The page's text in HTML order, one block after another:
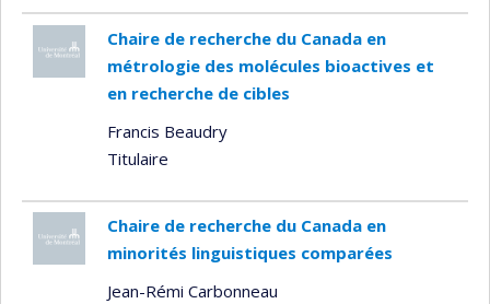
Chaire de recherche du Canada en
métrologie des molécules bioactives et
en recherche de cibles
Francis Beaudry
Titulaire
Chaire de recherche du Canada en
minorités linguistiques comparées
Jean-Rémi Carbonneau